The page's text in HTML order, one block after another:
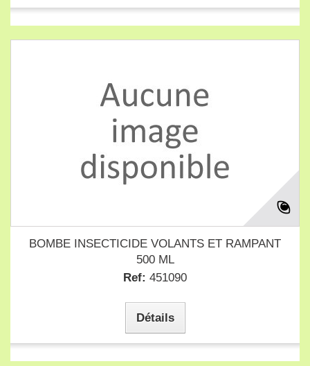
BOMBE INSECTICIDE VOLANTS ET RAMPANT
500 ML
Ref: 451090
Détails